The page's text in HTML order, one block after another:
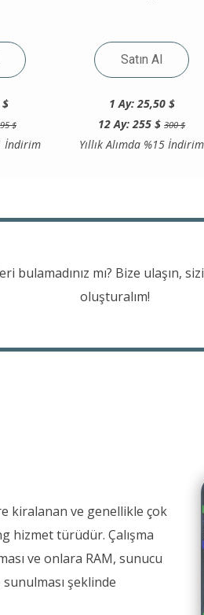
95 $
İndirim
Satın Al
1 Ay: 25,50 $
12 Ay: 255 $300 $
Yıllık Alımda %15 İndirim
bulamadınız mı? Bize ulaşın,
oluşturalım!
kiralanan ve genellikle çok
hizmet türüdür. Çalışma
ve onlara RAM, sunucu
şeklinde